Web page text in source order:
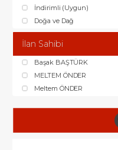
İndirimli (Uygun)
Doğa ve Dağ
İlan Sahibi
Başak BAŞTÜRK
MELTEM ÖNDER
Meltem ÖNDER